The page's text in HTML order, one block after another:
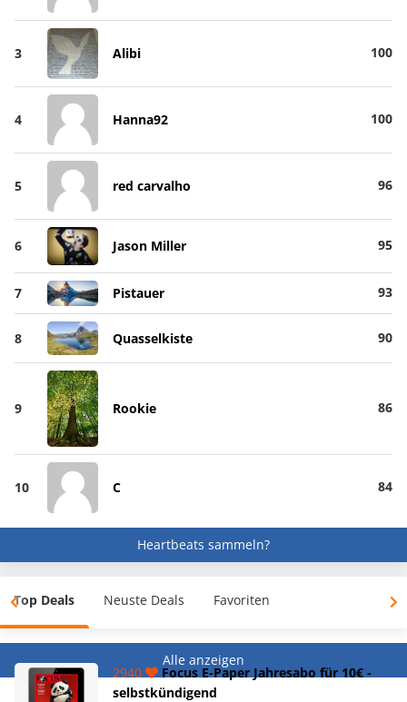
3 Alibi 100
4 Hanna92 100
5 red carvalho 96
6 Jason Miller 95
7 Pistauer 93
8 Quasselkiste 90
9 Rookie 86
10 C 84
Heartbeats sammeln?
Top Deals Neuste Deals Favoriten
Alle anzeigen
2940
Focus E-Paper Jahresabo für 10€ -
selbstkündigend